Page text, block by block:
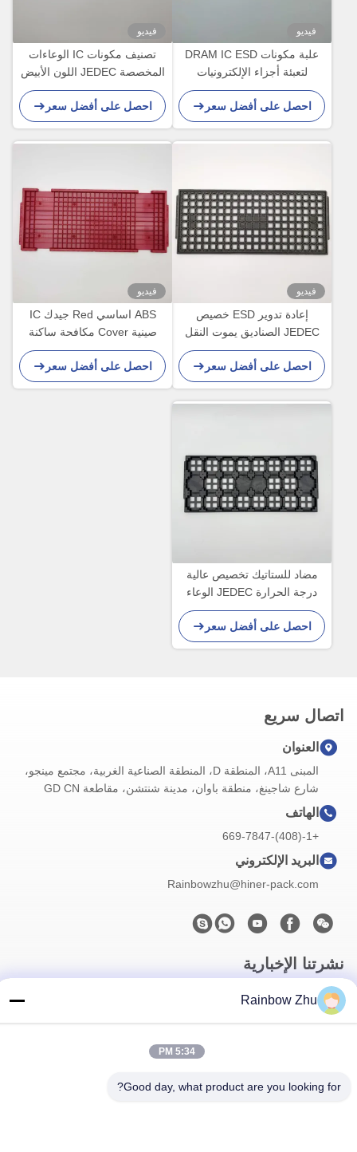
فيديو
علبة مكونات DRAM IC ESD
لتعبئة أجزاء الإلكترونيات
احصل على أفضل سعر
فيديو
تصنيف مكونات IC الوعاءات
المخصصة JEDEC اللون الأبيض
صديقة للبيئة
احصل على أفضل سعر
فيديو
إعادة تدوير ESD خصيص
JEDEC الصناديق يموت النقل
BGA رقائق مقاومة درجات
الحرارة العالية
احصل على أفضل سعر
فيديو
ABS اساسي Red جيدك IC
صينية Cover مكافحة ساكنة
ESD صينيةs
احصل على أفضل سعر
مضاد للستاتيك تخصيص عالية
درجة الحرارة JEDEC الوعاء
لمعدات تصنيع PCB
احصل على أفضل سعر
اتصال سريع
العنوان
المبنى A11، المنطقة D، المنطقة الصناعية الغربية، مجتمع مينجو،
شارع شاجينغ، منطقة باوان، مدينة شنتشن، مقاطعة GD CN
الهاتف
+1-(408)-669-7847
البريد الإلكتروني
Rainbowzhu@hiner-pack.com
نشرتنا الإخبارية
اشترك في نشرتنا الإخبارية للحصول على خصومات وأكثر.
Rainbow Zhu
5:34 PM
Good day, what product are you looking for?